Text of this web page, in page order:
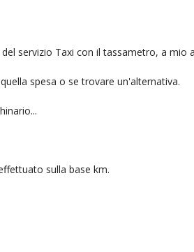
servizio Taxi con il tassametro, a mio
spesa o se trovare un'alternativa.
sulla base km.